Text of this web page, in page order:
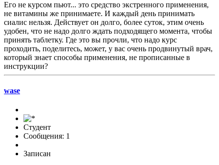
Его не курсом пьют... это средство экстренного применения,
не витамины же принимаете. И каждый день принимать
сиалис нельзя. Действует он долго, более суток, этим очень
удобен, что не надо долго ждать подходящего момента, чтобы
принять таблетку. Где это вы прочли, что надо курс
проходить, поделитесь, может, у вас очень продвинутый врач,
который знает способы применения, не прописанные в
инструкции?
wase
Студент
Сообщения: 1
Записан